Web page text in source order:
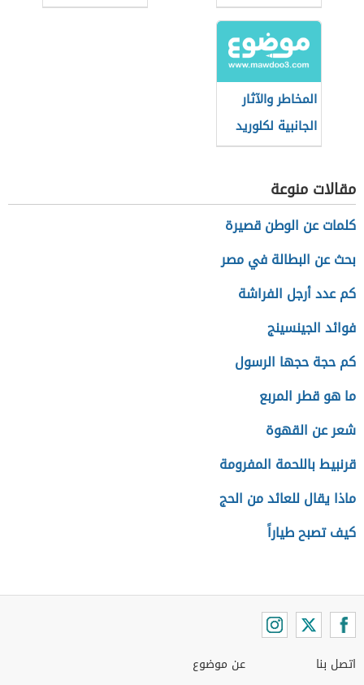
التعاوني
المخاطر والآثار
الجانبية لكلوريد
الصوديوم
مقالات منوعة
كلمات عن الوطن قصيرة
بحث عن البطالة في مصر
كم عدد أرجل الفراشة
فوائد الجينسينج
كم حجة حجها الرسول
ما هو قطر المربع
شعر عن القهوة
قرنبيط باللحمة المفرومة
ماذا يقال للعائد من الحج
كيف تصبح طياراً
اتصل بنا عن موضوع